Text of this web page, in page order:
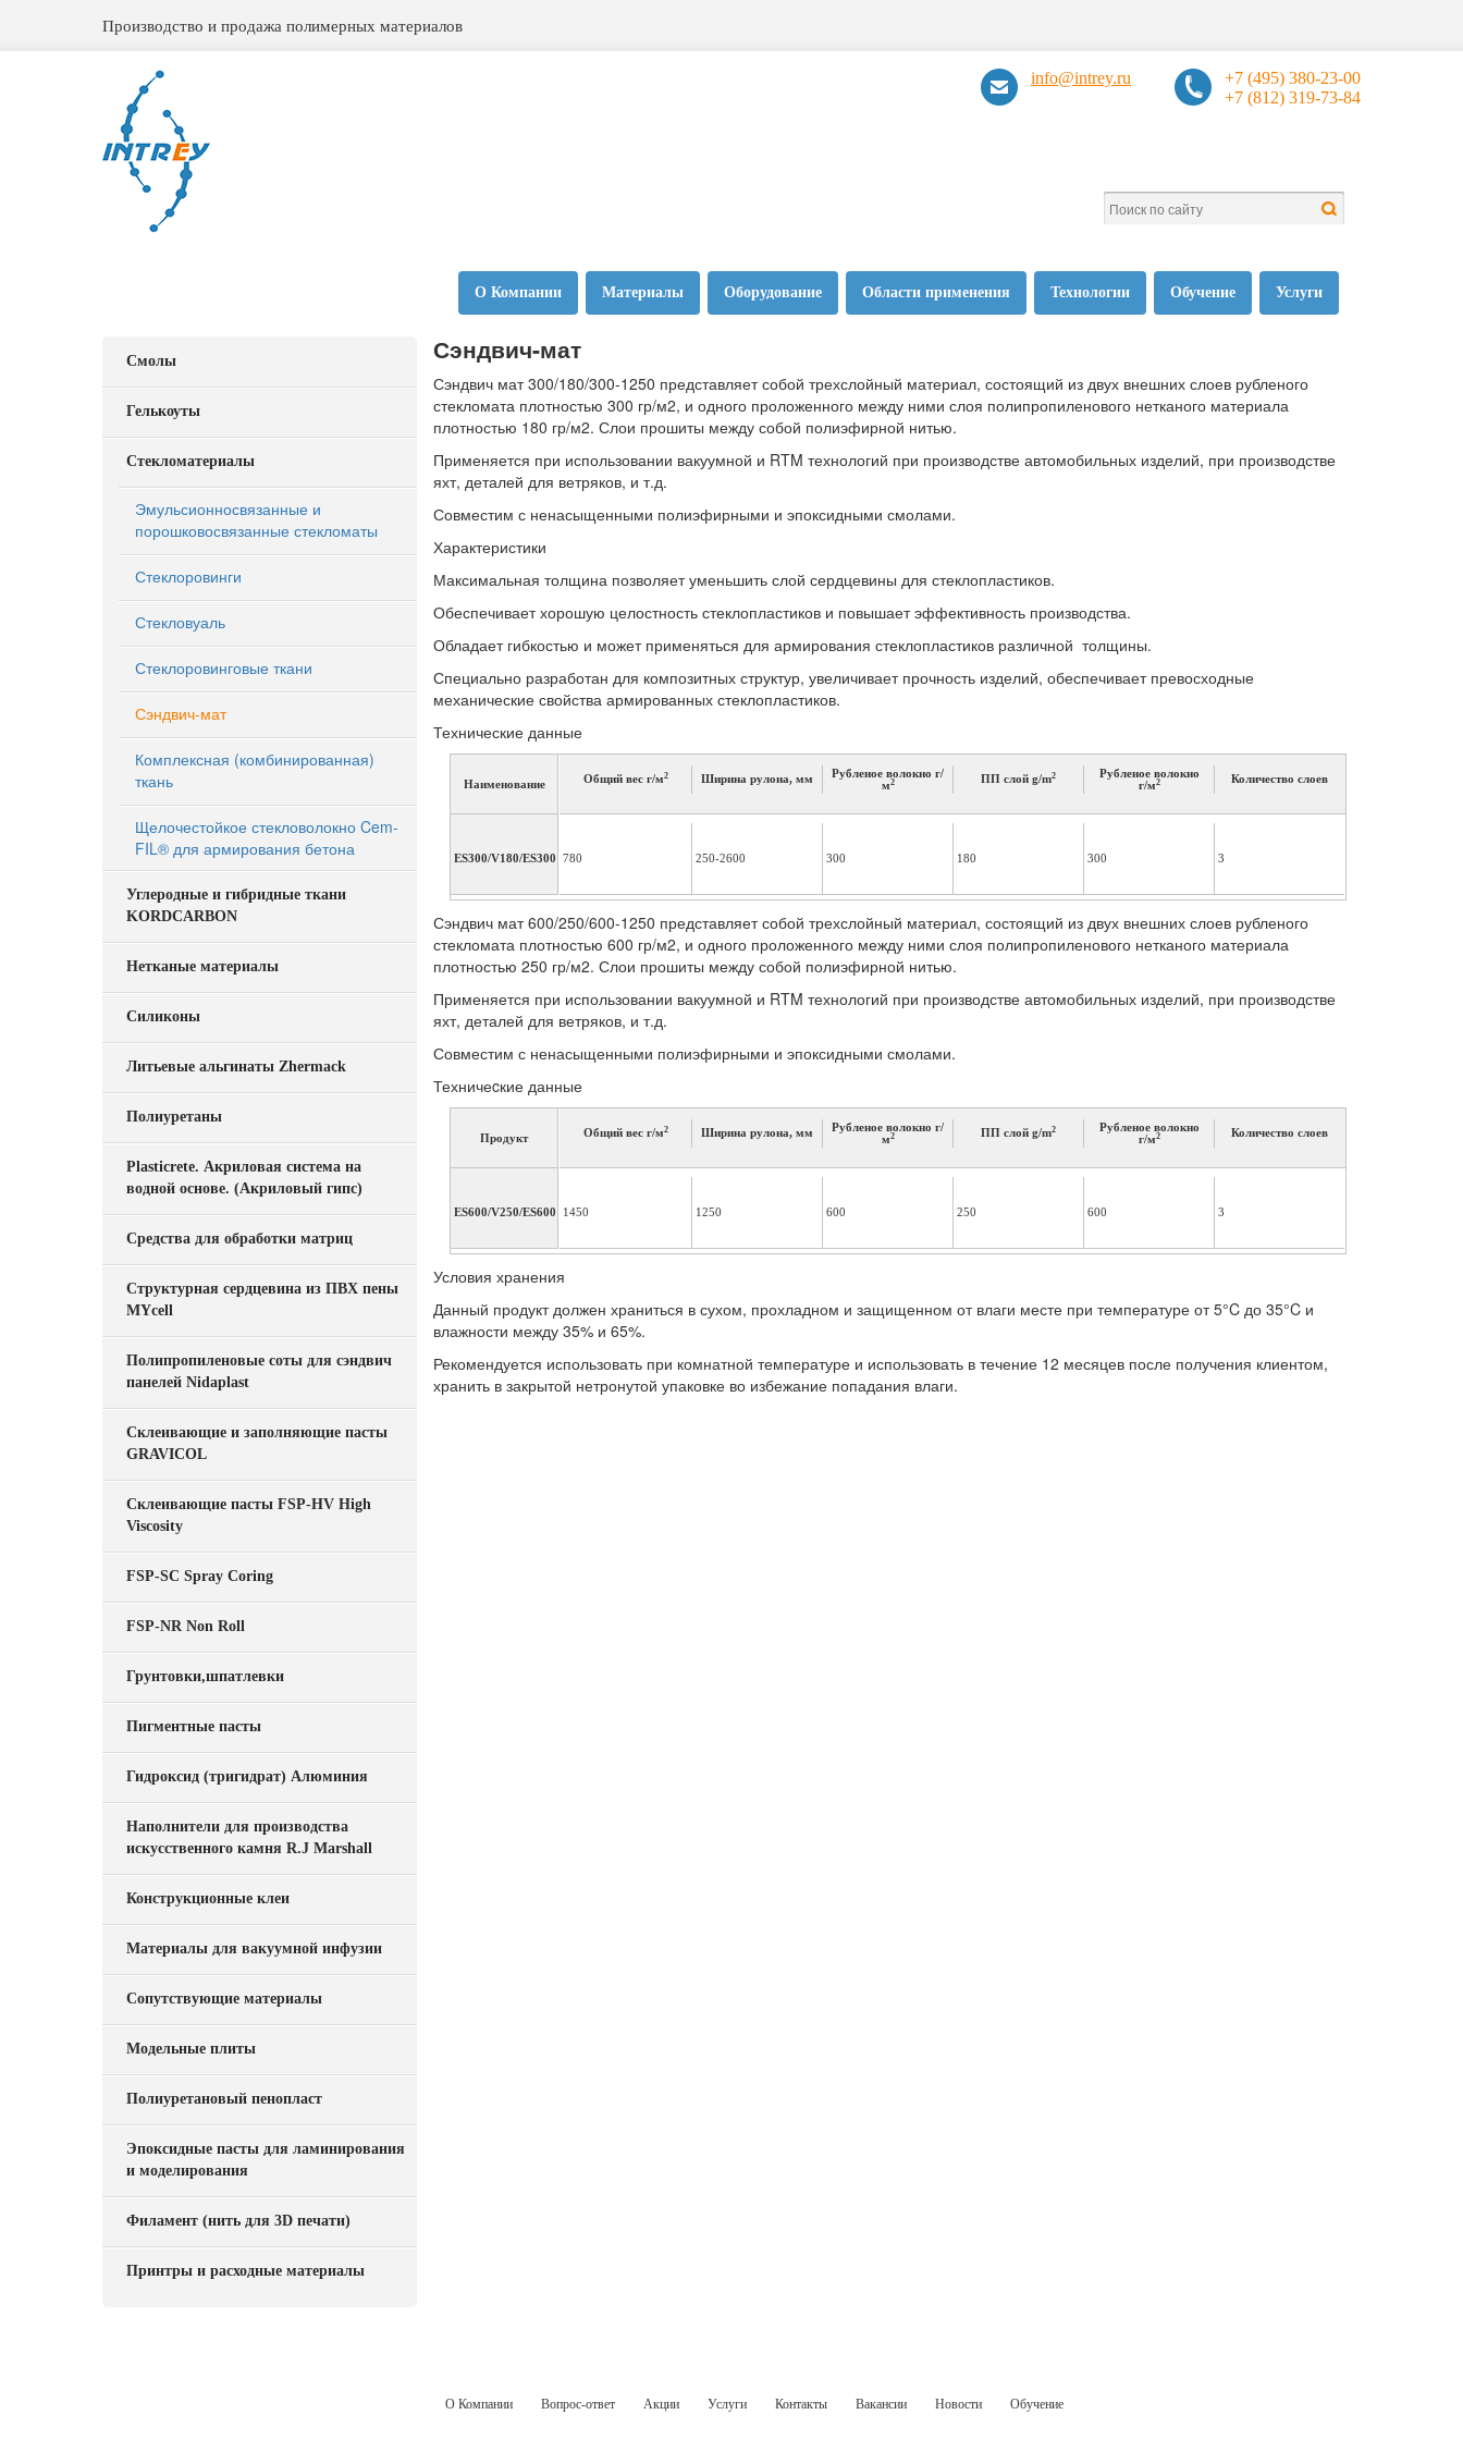
Производство и продажа полимерных материалов
+7 (495) 380-23-00
+7 (812) 319-73-84
info@intrey.ru
О Компании Материалы Оборудование Области применения Технологии Обучение Услуги
Смолы
Гелькоуты
Стекломатериалы
Эмульсионносвязанные и
порошковосвязанные стекломаты
Стеклоровинги
Стекловуаль
Стеклоровинговые ткани
Сэндвич-мат
Комплексная (комбинированная)
ткань
Щелочестойкое стекловолокно Cem-
FIL® для армирования бетона
Углеродные и гибридные ткани
KORDCARBON
Нетканые материалы
Силиконы
Литьевые альгинаты Zhermack
Полиуретаны
Plasticrete. Акриловая система на
водной основе. (Акриловый гипс)
Средства для обработки матриц
Структурная сердцевина из ПВХ пены
MYcell
Полипропиленовые соты для сэндвич
панелей Nidaplast
Склеивающие и заполняющие пасты
GRAVICOL
Склеивающие пасты FSP-HV High
Viscosity
FSP-SC Spray Coring
FSP-NR Non Roll
Грунтовки,шпатлевки
Пигментные пасты
Гидроксид (тригидрат) Алюминия
Наполнители для производства
искусственного камня R.J Marshall
Конструкционные клеи
Материалы для вакуумной инфузии
Сопутствующие материалы
Модельные плиты
Полиуретановый пенопласт
Эпоксидные пасты для ламинирования
и моделирования
Филамент (нить для 3D печати)
Принтры и расходные материалы
Сэндвич-мат
Сэндвич мат 300/180/300-1250 представляет собой трехслойный материал, состоящий из двух внешних слоев рубленого
стекломата плотностью 300 гр/м2, и одного проложенного между ними слоя полипропиленового нетканого материала
плотностью 180 гр/м2. Слои прошиты между собой полиэфирной нитью.
Применяется при использовании вакуумной и RTM технологий при производстве автомобильных изделий, при производстве
яхт, деталей для ветряков, и т.д.
Совместим с ненасыщенными полиэфирными и эпоксидными смолами.
Характеристики
Максимальная толщина позволяет уменьшить слой сердцевины для стеклопластиков.
Обеспечивает хорошую целостность стеклопластиков и повышает эффективность производства.
Обладает гибкостью и может применяться для армирования стеклопластиков различной толщины.
Специально разработан для композитных структур, увеличивает прочность изделий, обеспечивает превосходные
механические свойства армированных стеклопластиков.
Технические данные
Наименование
ES300/V180/ES300
Общий вес г/м2 Ширина рулона, мм
Рубленое волокно г/
м2 ПП слой g/m2
Рубленое волокно
г/м2 Количество слоев
780 250-2600 300 180 300 3
Сэндвич мат 600/250/600-1250 представляет собой трехслойный материал, состоящий из двух внешних слоев рубленого
стекломата плотностью 600 гр/м2, и одного проложенного между ними слоя полипропиленового нетканого материала
плотностью 250 гр/м2. Слои прошиты между собой полиэфирной нитью.
Применяется при использовании вакуумной и RTM технологий при производстве автомобильных изделий, при производстве
яхт, деталей для ветряков, и т.д.
Совместим с ненасыщенными полиэфирными и эпоксидными смолами.
Техничеcкие данные
Продукт
ES600/V250/ES600
Общий вес г/м2 Ширина рулона, мм
Рубленое волокно г/
м2 ПП слой g/m2
Рубленое волокно
г/м2 Количество слоев
1450 1250 600 250 600 3
Условия хранения
Данный продукт должен храниться в сухом, прохладном и защищенном от влаги месте при температуре от 5°C до 35°C и
влажности между 35% и 65%.
Рекомендуется использовать при комнатной температуре и использовать в течение 12 месяцев после получения клиентом,
хранить в закрытой нетронутой упаковке во избежание попадания влаги.
О Компании Вопрос-ответ Акции Услуги Контакты Вакансии Новости Обучение